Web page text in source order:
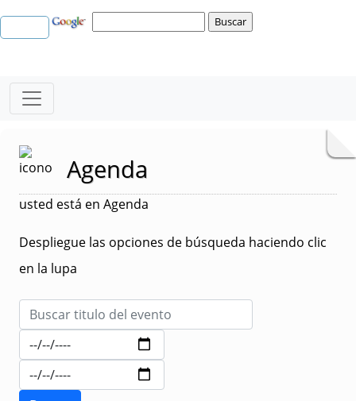
Agenda
usted está en Agenda
Despliegue las opciones de búsqueda haciendo clic
en la lupa